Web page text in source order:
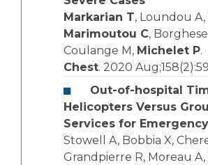
Markarian T, Loundou A,
Marimoutou C,
Coulange M, Michelet P.
Chest. 2020
Out-of-hospital
Helicopters Versus
Services for
Stowell A, Bobbia X,
Grandpierre R, Moreau